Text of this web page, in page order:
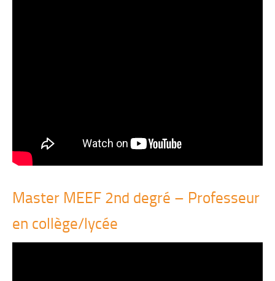
Master MEEF 2nd degré – Professeur
en collège/lycée